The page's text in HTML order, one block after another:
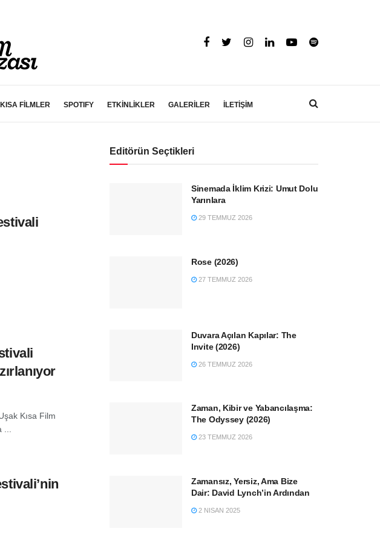
KISA FİLMLER SPOTIFY ETKİNLİKLER GALERİLER İLETİŞİM
Kısa Film
Editörün Seçtikleri
Sinemada İklim Krizi: Umut Dolu
Yarınlara
29 TEMMUZ 2026
Rose (2026)
27 TEMMUZ 2026
Duvara Açılan Kapılar: The
Invite (2026)
26 TEMMUZ 2026
Zaman, Kibir ve Yabancılaşma:
The Odyssey (2026)
23 TEMMUZ 2026
Zamansız, Yersiz, Ama Bize
Dair: David Lynch’in Ardından
2 NISAN 2025